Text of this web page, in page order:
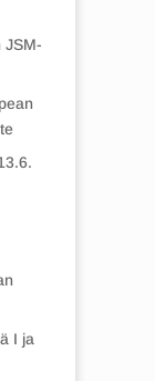
JSM-
I ja